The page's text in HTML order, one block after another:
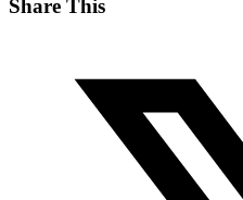
Share This